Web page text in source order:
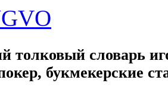
толковый словарь
букмекерские